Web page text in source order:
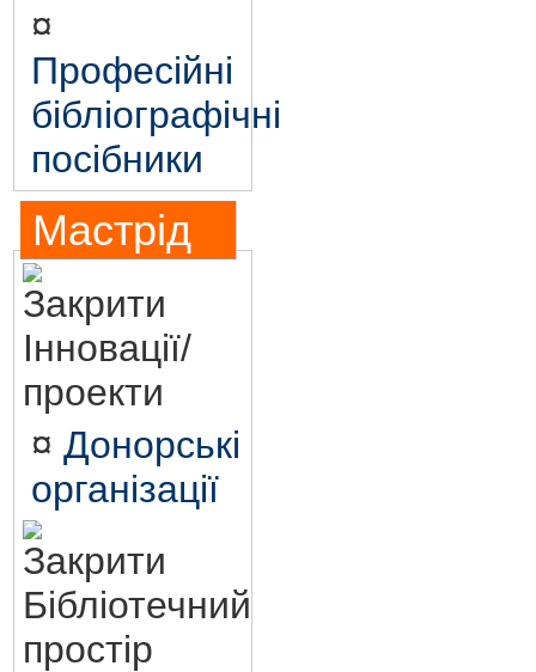
¤
Професійні
бібліографічні
посібники
Мастрід
Інновації/
проекти
¤ Донорські
організації
Бібліотечний
простір